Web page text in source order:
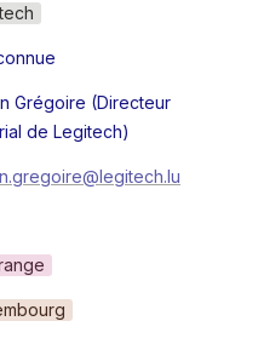
Grégoire (Directeur
de Legitech)